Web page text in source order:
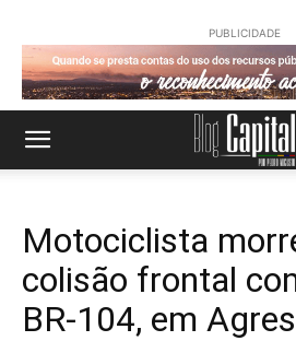
PUBLICIDADE
Motociclista
colisão frontal
BR-104, em